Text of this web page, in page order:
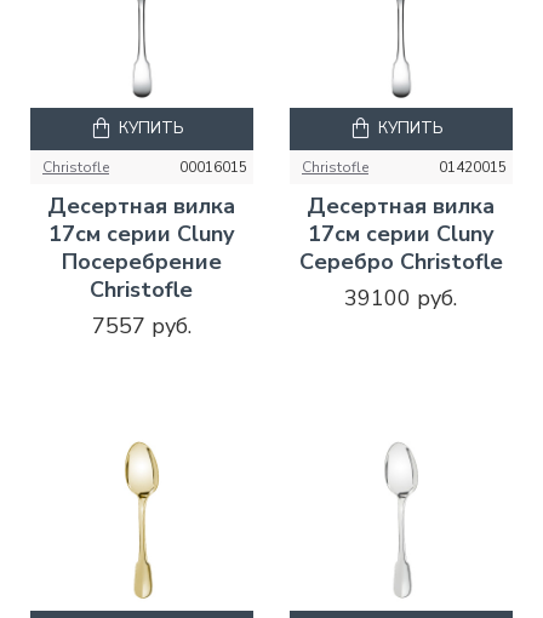
Christofle 00016015
Десертная вилка
17см серии Cluny
Посеребрение
Christofle
7557 руб.
КУПИТЬ
Christofle 01420015
Десертная вилка
17см серии Cluny
Серебро Christofle
39100 руб.
КУПИТЬ